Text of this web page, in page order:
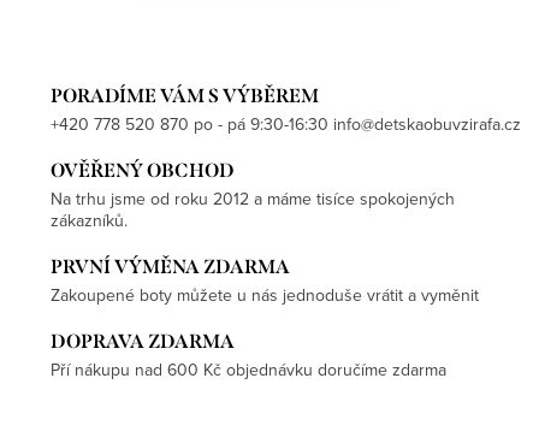
PORADÍME VÁM S VÝBĚREM
+420 778 520 870 po - pá 9:30-16:30 info@detskaobuvzirafa.cz
OVĚŘENÝ OBCHOD
Na trhu jsme od roku 2012 a máme tisíce spokojených
zákazníků.
PRVNÍ VÝMĚNA ZDARMA
Zakoupené boty můžete u nás jednoduše vrátit a vyměnit
DOPRAVA ZDARMA
Pří nákupu nad 600 Kč objednávku doručíme zdarma